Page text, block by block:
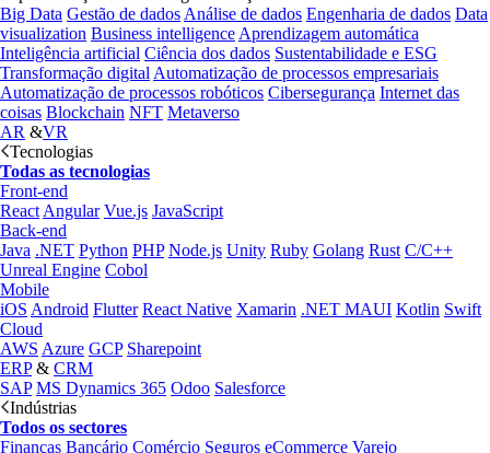
Big Data Gestão de dados Análise de dados Engenharia de dados Data
visualization Business intelligence Aprendizagem automática
Inteligência artificial Ciência dos dados Sustentabilidade e ESG
Transformação digital Automatização de processos empresariais
Automatização de processos robóticos Cibersegurança Internet das
coisas Blockchain NFT Metaverso
AR &VR
Tecnologias
Todas as tecnologias
Front-end
React Angular Vue.js JavaScript
Back-end
Java .NET Python PHP Node.js Unity Ruby Golang Rust C/C++
Unreal Engine Cobol
Mobile
iOS Android Flutter React Native Xamarin .NET MAUI Kotlin Swift
Cloud
AWS Azure GCP Sharepoint
ERP& CRM
SAP MS Dynamics 365 Odoo Salesforce
Indústrias
Todos os sectores
Finanças Bancário Comércio Seguros eCommerce Varejo